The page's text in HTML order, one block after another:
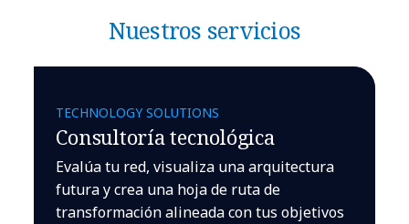
Nuestros servicios
TECHNOLOGY SOLUTIONS
Consultoría tecnológica
Evalúa tu red, visualiza una arquitectura
futura y crea una hoja de ruta de
transformación alineada con tus objetivos